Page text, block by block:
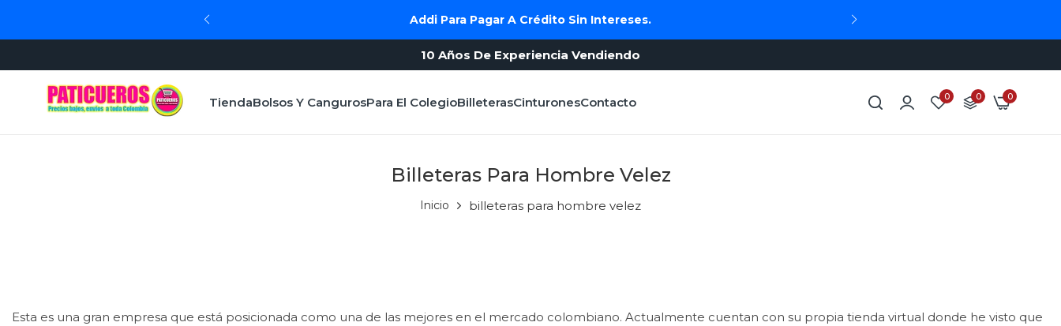
Addi Para Pagar A Crédito Sin Intereses.
10 Años De Experiencia Vendiendo
TiendaBolsos Y CangurosPara El ColegioBilleterasCinturonesContacto 0 0 0
Billeteras Para Hombre Velez
Inicio billeteras para hombre velez
Esta es una gran empresa que está posicionada como una de las mejores en el mercado colombiano. Actualmente cuentan con su propia tienda virtual donde he visto que